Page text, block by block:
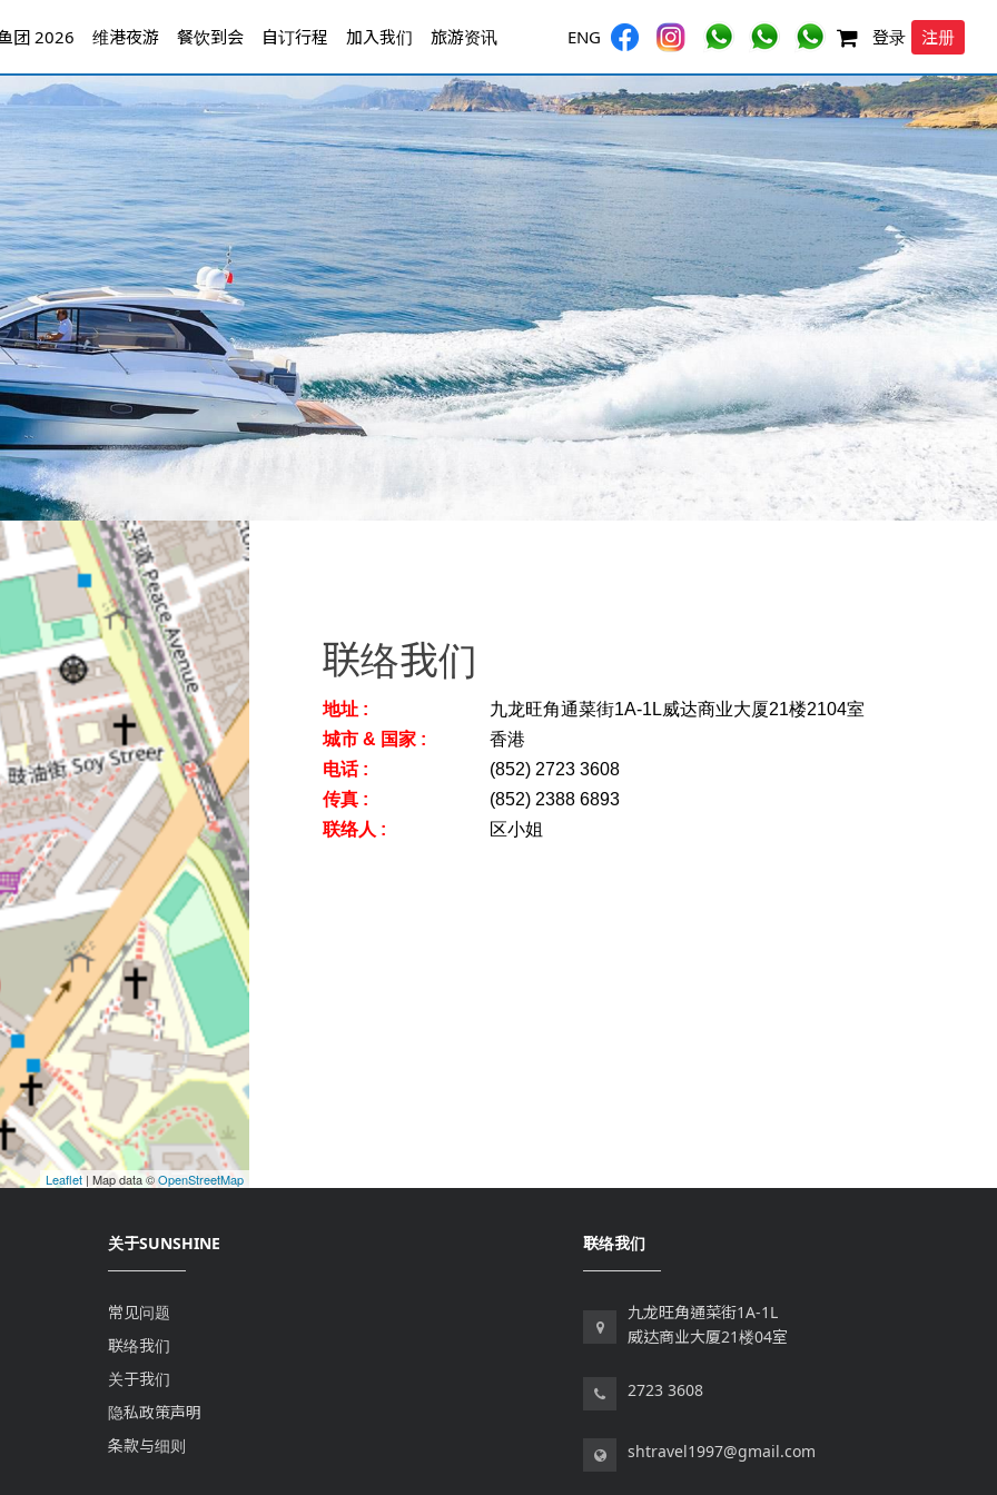
团 2026 维港夜游 餐饮到会 自订行程 加入我们 旅游资讯 ENG 登录 注册
Leaflet | Map data ©OpenStreetMap
联络我们
地址 :
九龙旺角通菜街1A-1L威达商业大厦21楼2104室
城市 & 国家 :
香港
电话 :
(852) 2723 3608
传真 :
(852) 2388 6893
联络人 :
区小姐
关于SUNSHINE
常见问题
联络我们
关于我们
隐私政策声明
条款与细则
联络我们
九龙旺角通菜街1A-1L
威达商业大厦21楼04室
2723 3608
shtravel1997@gmail.com